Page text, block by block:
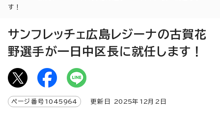
す！
サンフレッチェ広島レジーナの古賀花
野選手が一日中区長に就任します！
ページ番号 1045964 更新日 2025年 12月2日